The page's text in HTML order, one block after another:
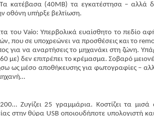
κατέβασα (40ΜΒ) τα εγκατέστησα – αλλά
οθόνη υπήρξε βελτίωση.
του Vaio: Υπερβολικά ευαίσθητο το πεδίο
που σε υποχρεώνει να προσθέσεις και το
για να αναρτήσεις το μηχανάκι στη ζώνη.
με) δεν επιτρέπει το κρέμασμα. Σοβαρό
ως μέσο αποθήκευσης για φωτογραφίες –
Ζυγίζει 25 γραμμάρια. Κοστίζει τα
στην θύρα USB οποιουδήποτε υπολογιστή